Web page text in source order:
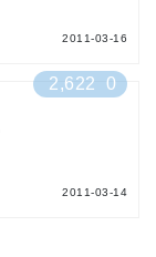
2011-03-16
2,622 0
2011-03-14